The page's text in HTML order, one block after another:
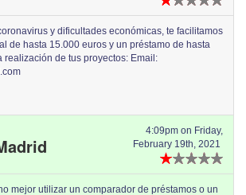
y dificultades económicas, te facilitamos
de hasta 15.000 euros y un préstamo de hasta
realización de tus proyectos: Email:
4:09pm on Friday,
February 19th, 2021
mejor utilizar un comparador de préstamos o un